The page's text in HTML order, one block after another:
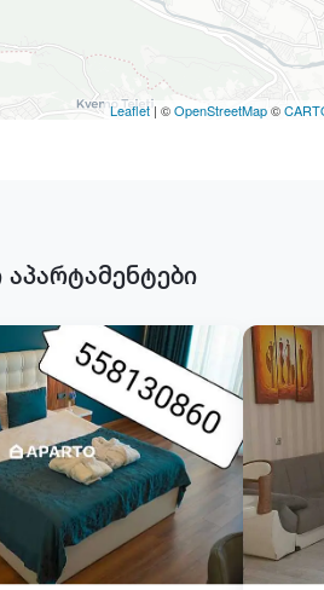
Leaflet | ©OpenStreetMap©
აპარტამენტები